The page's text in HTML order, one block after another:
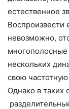
естественное
Воспроизвести
невозможно,
нескольких
свою
Однако в таких